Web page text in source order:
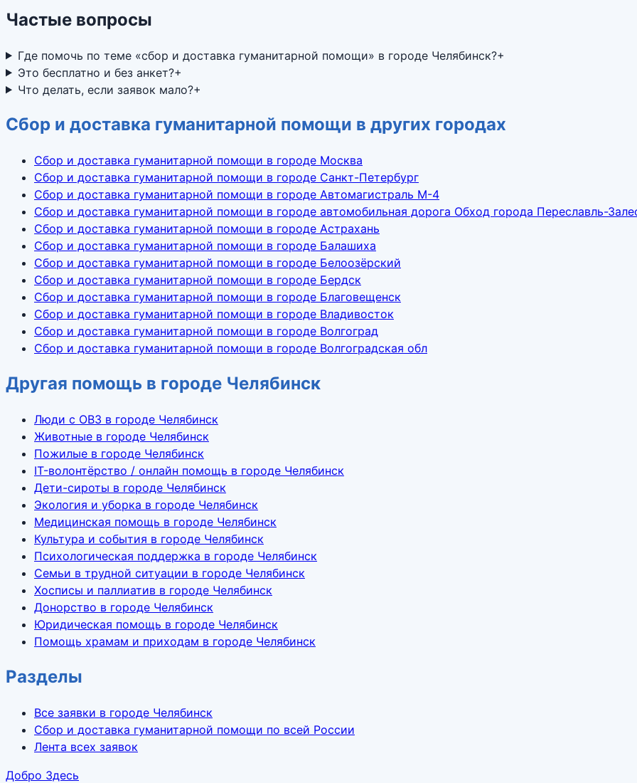
Частые вопросы
Где помочь по теме «сбор и доставка гуманитарной помощи» в городе Челябинск?+
Это бесплатно и без анкет?+
Что делать, если заявок мало?+
Сбор и доставка гуманитарной помощи в других городах
Сбор и доставка гуманитарной помощи в городе Москва
Сбор и доставка гуманитарной помощи в городе Санкт-Петербург
Сбор и доставка гуманитарной помощи в городе Автомагистраль М-4
Сбор и доставка гуманитарной помощи в городе автомобильная дорога Обход города Переславль-
Сбор и доставка гуманитарной помощи в городе Астрахань
Сбор и доставка гуманитарной помощи в городе Балашиха
Сбор и доставка гуманитарной помощи в городе Белоозёрский
Сбор и доставка гуманитарной помощи в городе Бердск
Сбор и доставка гуманитарной помощи в городе Благовещенск
Сбор и доставка гуманитарной помощи в городе Владивосток
Сбор и доставка гуманитарной помощи в городе Волгоград
Сбор и доставка гуманитарной помощи в городе Волгоградская обл
Другая помощь в городе Челябинск
Люди с ОВЗ в городе Челябинск
Животные в городе Челябинск
Пожилые в городе Челябинск
IT-волонтёрство / онлайн помощь в городе Челябинск
Дети-сироты в городе Челябинск
Экология и уборка в городе Челябинск
Медицинская помощь в городе Челябинск
Культура и события в городе Челябинск
Психологическая поддержка в городе Челябинск
Семьи в трудной ситуации в городе Челябинск
Хосписы и паллиатив в городе Челябинск
Донорство в городе Челябинск
Юридическая помощь в городе Челябинск
Помощь храмам и приходам в городе Челябинск
Разделы
Все заявки в городе Челябинск
Сбор и доставка гуманитарной помощи по всей России
Лента всех заявок
Добро Здесь